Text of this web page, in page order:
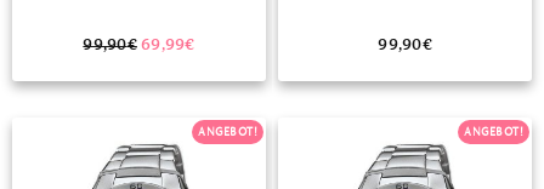
99,90€ 69,99€ 99,90€
ANGEBOT! ANGEBOT!